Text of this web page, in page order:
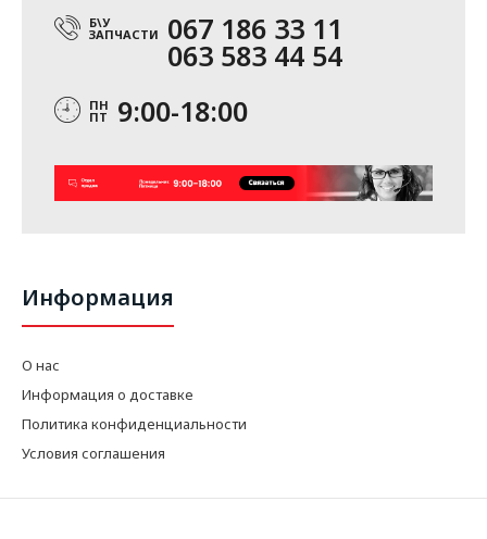
Б\У
ЗАПЧАСТИ 067 186 33 11
063 583 44 54
ПН
ПТ 9:00-18:00
Информация
О нас
Информация о доставке
Политика конфиденциальности
Условия соглашения